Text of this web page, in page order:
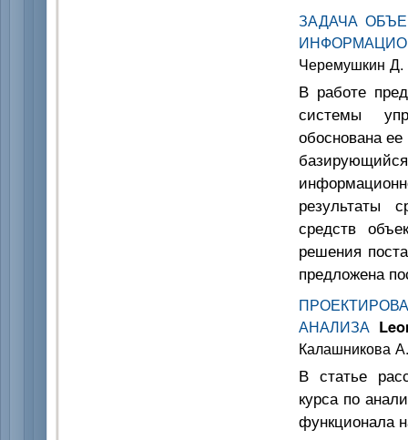
ЗАДАЧА
Черемушкин
В работе
системы
обоснована
результаты
средств
решения
предложена
АНАЛИЗА
Калашникова
В статье
курса по
функционала